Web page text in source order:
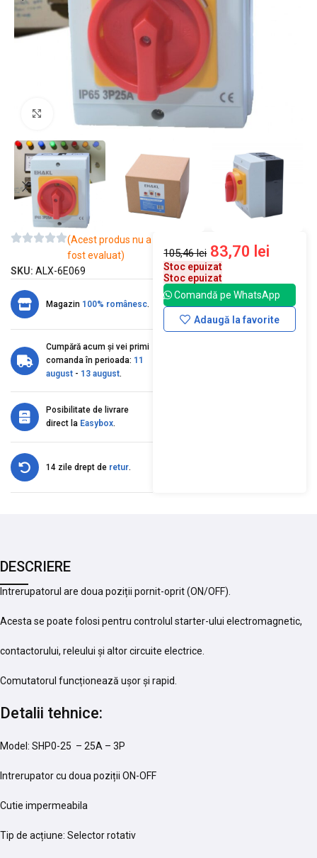
Mărește imaginea
(Acest produs nu a
fost evaluat)
SKU: ALX-6E069
Magazin 100% românesc.
Cumpără acum și vei primi
comanda în perioada: 11
august - 13 august.
Posibilitate de livrare
direct la Easybox.
14 zile drept de retur.
105,46lei 83,70 lei
Stoc epuizat
Stoc epuizat
Comandă pe WhatsApp
Adaugă la favorite
DESCRIERE
Intrerupatorul are doua poziții pornit-oprit (ON/OFF).
Acesta se poate folosi pentru controlul starter-ului electromagnetic,
contactorului, releului și altor circuite electrice.
Comutatorul funcționează ușor și rapid.
Detalii tehnice:
Model: SHP0-25 – 25A – 3P
Intrerupator cu doua poziții ON-OFF
Cutie impermeabila
Tip de acțiune: Selector rotativ